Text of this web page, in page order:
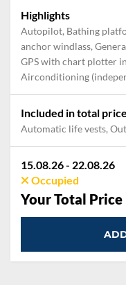
Highlights
Autopilot, Bathing
anchor windlass,
GPS with chart plotter
Airconditioning
Included in total price
Automatic life vests, Outboard engine, Dinghy, Final cleaning, Towels, Pillow, blanket,
15.08.26 - 22.08.26
Occupied
Your Total Price